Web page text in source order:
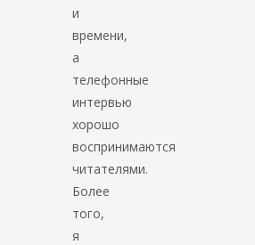
и
времени,
а
телефонные
интервью
хорошо
воспринимаются
читателями.
Более
того,
я